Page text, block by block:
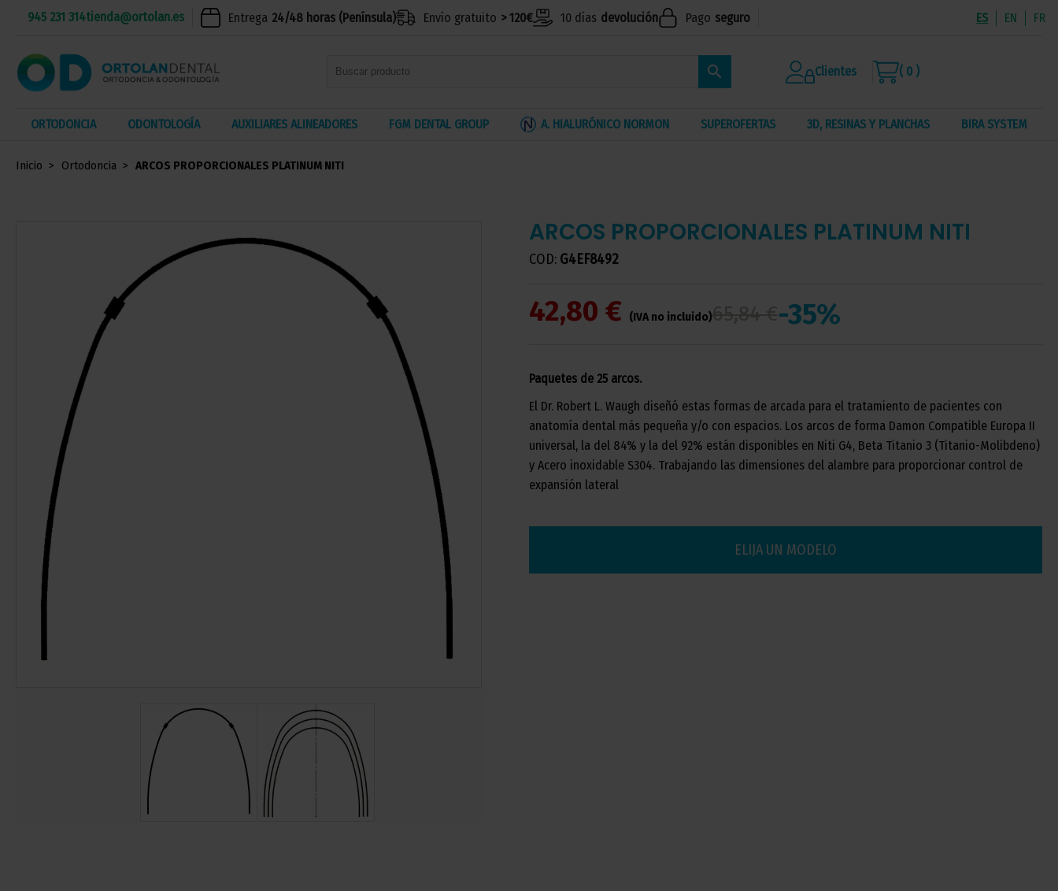
945 231 314tienda@ortolan.es Entrega 24/48 horas (Península) Envío gratuito > 120€ 10 días devolución Pago seguro ES EN FR
search Clientes ( 0 )
ORTODONCIA ODONTOLOGÍA AUXILIARES ALINEADORES FGM DENTAL GROUP A. HIALURÓNICO NORMON SUPEROFERTAS 3D, RESINAS Y PLANCHAS BIRA SYSTEM
Inicio Ortodoncia ARCOS PROPORCIONALES PLATINUM NITI
ARCOS PROPORCIONALES PLATINUM NITI
COD: G4EF8492
42,80 € (IVA no incluido) -35%
Paquetes de 25 arcos.
El Dr. Robert L. Waugh diseñó estas formas de arcada para el tratamiento de pacientes con
anatomía dental más pequeña y/o con espacios. Los arcos de forma Damon Compatible Europa II
universal, la del 84% y la del 92% están disponibles en Niti G4, Beta Titanio 3 (Titanio-Molibdeno)
y Acero inoxidable S304. Trabajando las dimensiones del alambre para proporcionar control de
expansión lateral
ELIJA UN MODELO